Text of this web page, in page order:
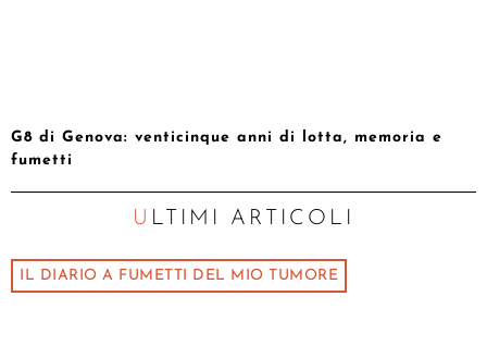
G8 di Genova: venticinque anni di lotta, memoria e
fumetti
ULTIMI ARTICOLI
IL DIARIO A FUMETTI DEL MIO TUMORE